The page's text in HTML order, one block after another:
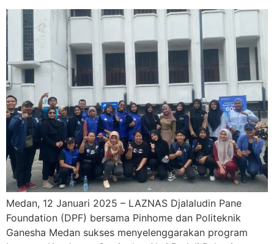
Medan, 12 Januari 2025 – LAZNAS Djalaludin Pane
Foundation (DPF) bersama Pinhome dan Politeknik
Ganesha Medan sukses menyelenggarakan program